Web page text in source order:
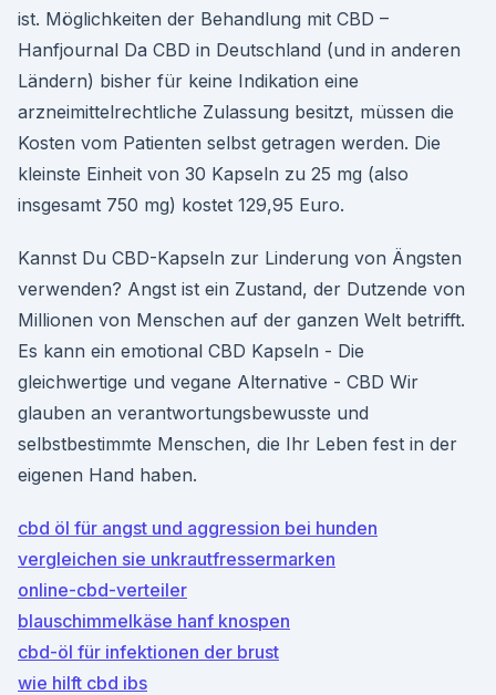
ist. Möglichkeiten der Behandlung mit CBD –
Hanfjournal Da CBD in Deutschland (und in anderen
Ländern) bisher für keine Indikation eine
arzneimittelrechtliche Zulassung besitzt, müssen die
Kosten vom Patienten selbst getragen werden. Die
kleinste Einheit von 30 Kapseln zu 25 mg (also
insgesamt 750 mg) kostet 129,95 Euro.
Kannst Du CBD-Kapseln zur Linderung von Ängsten
verwenden? Angst ist ein Zustand, der Dutzende von
Millionen von Menschen auf der ganzen Welt betrifft.
Es kann ein emotional CBD Kapseln - Die
gleichwertige und vegane Alternative - CBD Wir
glauben an verantwortungsbewusste und
selbstbestimmte Menschen, die Ihr Leben fest in der
eigenen Hand haben.
cbd öl für angst und aggression bei hunden
vergleichen sie unkrautfressermarken
online-cbd-verteiler
blauschimmelkäse hanf knospen
cbd-öl für infektionen der brust
wie hilft cbd ibs